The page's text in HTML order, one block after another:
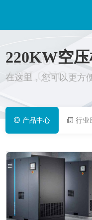
PRODUCT
AIRLONG
220KW空
在这里，您可以更方
产品中心 行业